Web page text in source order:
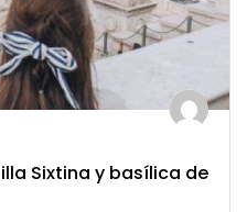
Sixtina y basílica de